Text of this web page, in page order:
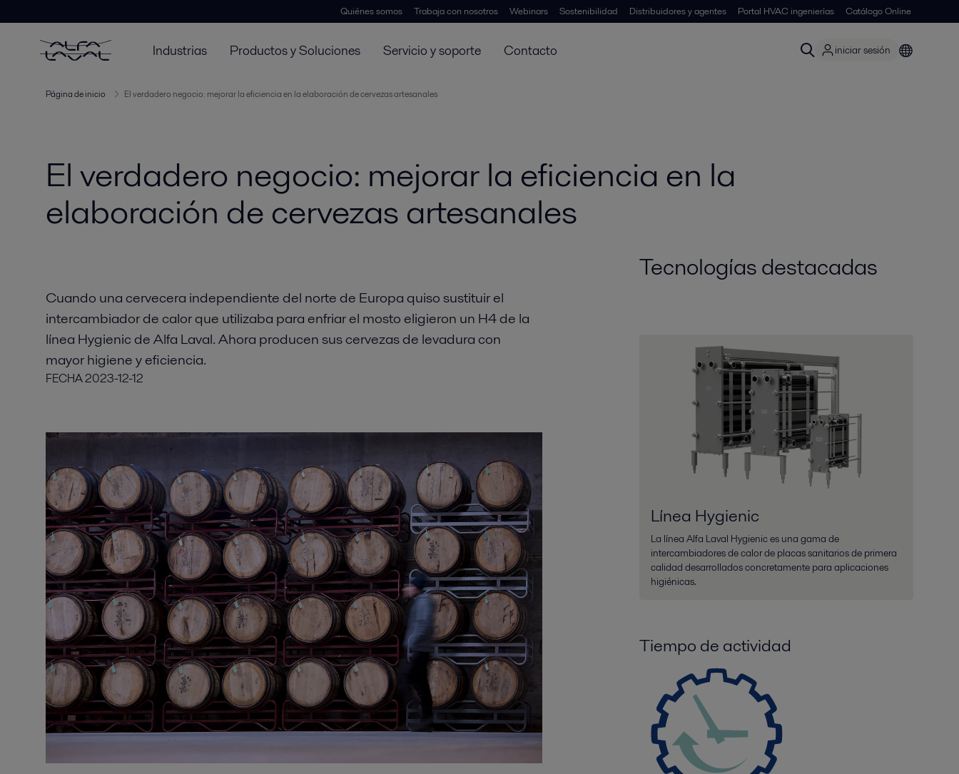
Quiénes somos Trabaja con nosotros Webinars Sostenibilidad Distribuidores y agentes Portal HVAC ingenierías Catálogo Online
Industrias Productos y Soluciones Servicio y soporte Contacto iniciar sesión
Página de inicio El verdadero negocio: mejorar la eficiencia en la elaboración de cervezas artesanales
El verdadero negocio: mejorar la eficiencia en la
elaboración de cervezas artesanales
Cuando una cervecera independiente del norte de Europa quiso sustituir el
intercambiador de calor que utilizaba para enfriar el mosto eligieron un H4 de la
línea Hygienic de Alfa Laval. Ahora producen sus cervezas de levadura con
mayor higiene y eficiencia.
FECHA2023-12-12
Tecnologías destacadas
Línea Hygienic
La línea Alfa Laval Hygienic es una gama de
intercambiadores de calor de placas sanitarios de primera
calidad desarrollados concretamente para aplicaciones
higiénicas.
Tiempo de actividad